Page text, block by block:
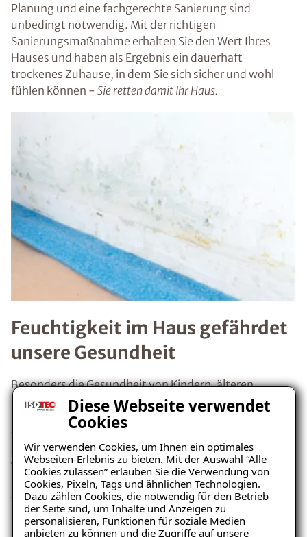
Diese Webseite verwendet
Cookies
Wir verwenden Cookies, um Ihnen ein optimales
Webseiten-Erlebnis zu bieten. Mit der Auswahl “Alle
Cookies zulassen” erlauben Sie die Verwendung von
Cookies, Pixeln, Tags und ähnlichen Technologien.
Dazu zählen Cookies, die notwendig für den Betrieb
der Seite sind, um Inhalte und Anzeigen zu
personalisieren, Funktionen für soziale Medien
anbieten zu können und die Zugriffe auf unsere
Planung und eine fachgerechte Sanierung sind
unbedingt notwendig. Mit der richtigen
Sanierungsmaßnahme erhalten Sie den Wert Ihres
Hauses und haben als Ergebnis ein dauerhaft
trockenes Zuhause, in dem Sie sich sicher und wohl
fühlen können - Sie retten damit Ihr Haus.
Feuchtigkeit im Haus gefährdet
unsere Gesundheit
Besonders die Gesundheit von Kindern, älteren
Bewohnern und Allergikern ist bei Feuchtigkeit im
Haus und Schimmelpilz gefährdet. Schimmelpilz
wächst dort wo Feuchtigkeit im Haus ist. Diese kann
durch Kondensation der Luftfeuchte an kalten
Wandoberflächen, durch einen Wasserschaden oder
eine defekte Gebäudeabdichtung entstehen.Erste
typische Anzeichensind Flecken in Verbindung mit
muffigem Geruch, wie man ihn aus alten Kellern kennt.
Das tückische bei Schimmelpilz sind die